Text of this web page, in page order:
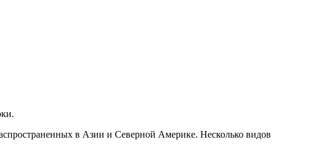
в Азии и Северной Америке. Несколько видов